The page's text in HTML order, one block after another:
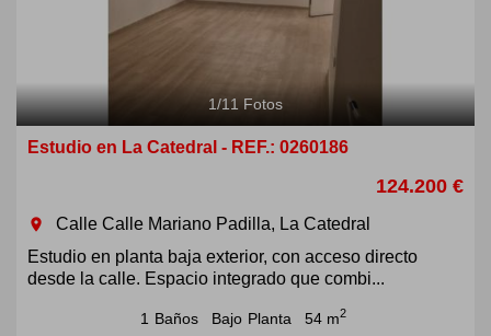
1/11 Fotos
Estudio en La Catedral - REF.: 0260186
124.200 €
room
Calle Calle Mariano Padilla, La Catedral
Estudio en planta baja exterior, con acceso directo
desde la calle. Espacio integrado que combi...
1 Baños Bajo Planta 54 m2